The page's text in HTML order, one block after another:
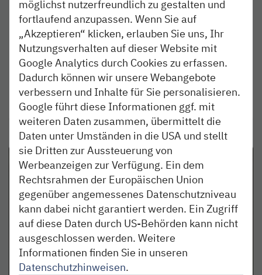
ein
Entdecke deine berufliche Zukunft als
Mechatroniker bei der nordbahn und stell unsere
Werkstatt in Hamburg-Tiefstack auf den Prüfstand.
weiterlesen
möglichst nutzerfreundlich zu gestalten und
fortlaufend anzupassen. Wenn Sie auf
„Akzeptieren“ klicken, erlauben Sie uns, Ihr
Nutzungsverhalten auf dieser Website mit
Google Analytics durch Cookies zu erfassen.
Dadurch können wir unsere Webangebote
verbessern und Inhalte für Sie personalisieren.
Google führt diese Informationen ggf. mit
weiteren Daten zusammen, übermittelt die
Daten unter Umständen in die USA und stellt
sie Dritten zur Aussteuerung von
Werbeanzeigen zur Verfügung. Ein dem
Rechtsrahmen der Europäischen Union
gegenüber angemessenes Datenschutzniveau
kann dabei nicht garantiert werden. Ein Zugriff
auf diese Daten durch US-Behörden kann nicht
ausgeschlossen werden. Weitere
Informationen finden Sie in unseren
Datenschutzhinweisen.